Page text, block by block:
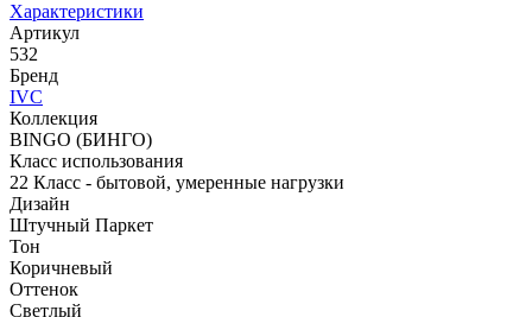
Характеристики
Артикул
532
Бренд
IVC
Коллекция
BINGO (БИНГО)
Класс использования
22 Класс - бытовой, умеренные нагрузки
Дизайн
Штучный Паркет
Тон
Коричневый
Оттенок
Светлый